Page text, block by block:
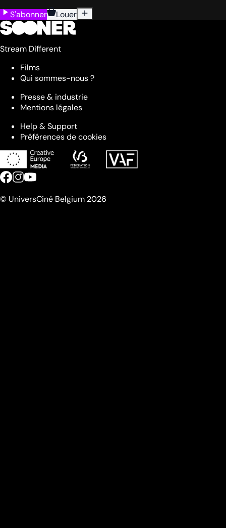
S'abonner
Louer
Stream Different
Films
Qui sommes-nous ?
Presse & industrie
Mentions légales
Help & Support
Préférences de cookies
© UniversCiné Belgium 2026